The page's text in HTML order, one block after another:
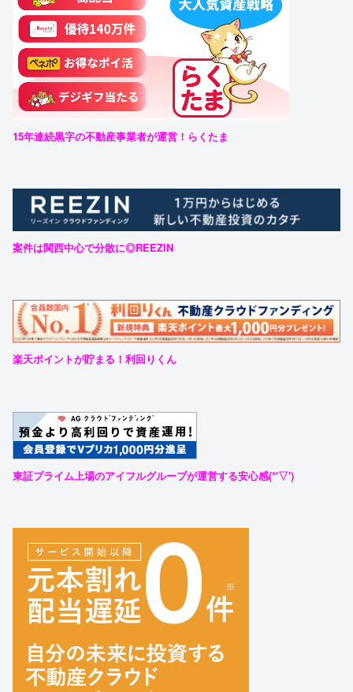
15年連続黒字の不動産事業者が運営！らくたま
案件は関西中心で分散に◎REEZIN
楽天ポイントが貯まる！利回りくん
東証プライム上場のアイフルグループが運営する安心感(*'▽')